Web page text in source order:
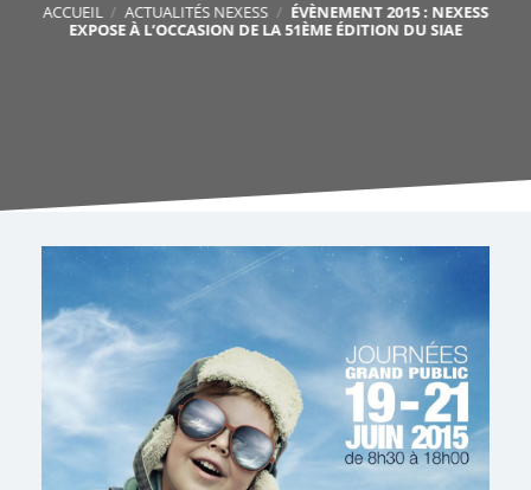
ACCUEIL / ACTUALITÉS NEXESS / ÉVÈNEMENT 2015 : NEXESS
EXPOSE À L’OCCASION DE LA 51ÈME ÉDITION DU SIAE